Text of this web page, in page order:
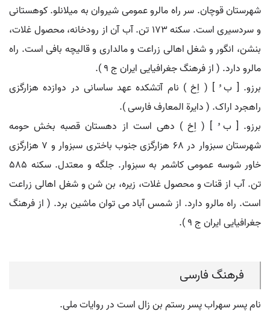
شهرستان قوچان. سر راه مالرو عمومی شیروان به میلانلو. کوهستانی
و سردسیری است. سکنه 173 تن. آب آن از رودخانه، محصول غلات،
بنشن، انگور و شغل اهالی زراعت و مالداری و قالیچه بافی است. راه
مالرو دارد. ( از فرهنگ جغرافیایی ایران ج 9 ).
برزو. [ ب ُ ] ( اِخ ) نام آتشکده عهد ساسانی در دوازده هزارگزی
راهجرد اراک. ( دایرة المعارف فارسی ).
برزو. [ ب ُ ] ( اِخ ) دهی است از دهستان قصبه بخش حومه
شهرستان سبزوار در 68 هزارگزی جنوب باختری سبزوار و 7 هزارگزی
خاور شوسه عمومی کاشمر به سبزوار. جلگه و معتدل. سکنه 585
تن. آب از قنات و محصول غلات، زیره، بن شن و شغل اهالی زراعت
است. راه مالرو دارد. از شمس آباد می توان ماشین برد. ( از فرهنگ
جغرافیایی ایران ج 9 ).
فرهنگ فارسی
نام پسر سهراب پسر رستم بن زال است در روایات ملی.